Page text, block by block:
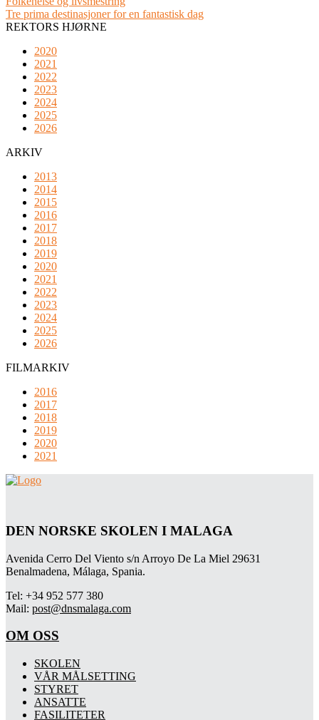
Tre prima destinasjoner for en fantastisk dag
REKTORS HJØRNE
2020
2021
2022
2023
2024
2025
2026
ARKIV
2013
2014
2015
2016
2017
2018
2019
2020
2021
2022
2023
2024
2025
2026
FILMARKIV
2016
2017
2018
2019
2020
2021
DEN NORSKE SKOLEN I MALAGA
Avenida Cerro Del Viento s/n Arroyo De La Miel 29631
Benalmadena, Málaga, Spania.
Tel: +34 952 577 380
Mail: post@dnsmalaga.com
OM OSS
SKOLEN
VÅR MÅLSETTING
STYRET
ANSATTE
FASILITETER